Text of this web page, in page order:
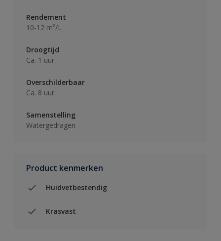
Rendement
10-12 m²/L
Droogtijd
Ca. 1 uur
Overschilderbaar
Ca. 8 uur
Samenstelling
Watergedragen
Product kenmerken
Huidvetbestendig
Krasvast